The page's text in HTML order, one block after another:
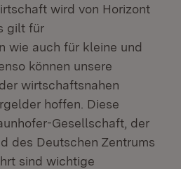
wird von Horizont
gilt für
wie auch für kleine und
können unsere
wirtschaftsnahen
hoffen. Diese
Gesellschaft, der
des Deutschen Zentrums
sind wichtige